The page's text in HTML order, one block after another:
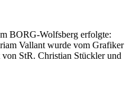
BORG-Wolfsberg erfolgte:
Vallant wurde vom Grafiker
StR. Christian Stückler und